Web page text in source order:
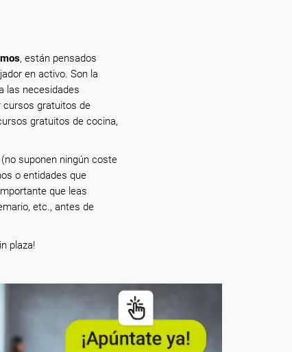
, están pensados
en activo. Son la
las necesidades
cursos gratuitos de
gratuitos de cocina,
(no suponen ningún coste
o entidades que
que leas
etc., antes de
plaza!